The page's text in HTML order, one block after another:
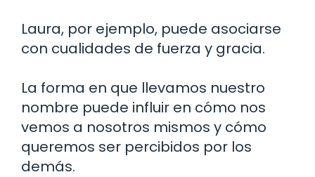
Laura, por ejemplo, puede asociarse
con cualidades de fuerza y gracia.
La forma en que llevamos nuestro
nombre puede influir en cómo nos
vemos a nosotros mismos y cómo
queremos ser percibidos por los
demás.